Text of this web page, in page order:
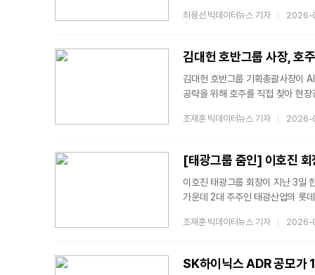
있도록 기능을 확대했다.SAMI 2.0
업무 자동화와 정보 검색 기능도
AI 경진
최용선 빅데이터뉴스 기자 2026-
김대헌 호반그룹 사장, 호
김대헌 호반그룹 기획총괄사장이
공략을 위해 호주를 직접 찾아 현
점검했다고 13일 밝혔다.김대헌 사
전력청 트랜스그리드(Transgrid)
조재훈 빅데이터뉴스 기자 2026-
이호진 태광그룹 회장이 지난 3일
가운데 2대 주주인 태광산업의 롯
세화예술문화재단 이사장에도 선
청구 소송을 법원에 낸 시점이 맞
조재훈 빅데이터뉴스 기자 2026-
SK하이닉스 ADR 공모가